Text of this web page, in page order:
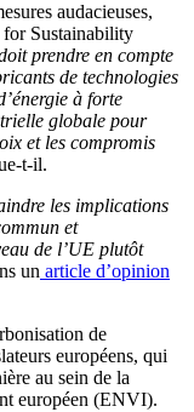
audacieuses,
Sustainability
prendre en compte
de technologies
à forte
globale pour
et les compromis
t-il.
les implications
et
de l’UE plutôt
un article d’opinion
de
européens, qui
au sein de la
européen (ENVI).